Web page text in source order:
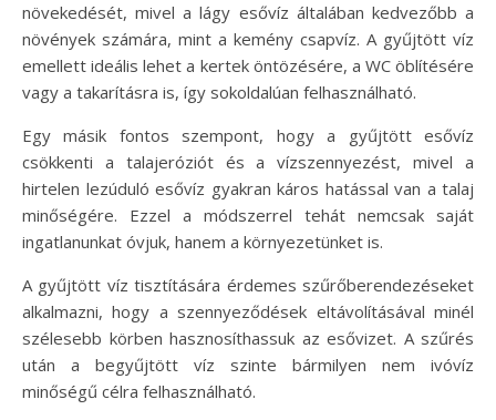
növekedését, mivel a lágy esővíz általában kedvezőbb a
növények számára, mint a kemény csapvíz. A gyűjtött víz
emellett ideális lehet a kertek öntözésére, a WC öblítésére
vagy a takarításra is, így sokoldalúan felhasználható.
Egy másik fontos szempont, hogy a gyűjtött esővíz
csökkenti a talajeróziót és a vízszennyezést, mivel a
hirtelen lezúduló esővíz gyakran káros hatással van a talaj
minőségére. Ezzel a módszerrel tehát nemcsak saját
ingatlanunkat óvjuk, hanem a környezetünket is.
A gyűjtött víz tisztítására érdemes szűrőberendezéseket
alkalmazni, hogy a szennyeződések eltávolításával minél
szélesebb körben hasznosíthassuk az esővizet. A szűrés
után a begyűjtött víz szinte bármilyen nem ivóvíz
minőségű célra felhasználható.